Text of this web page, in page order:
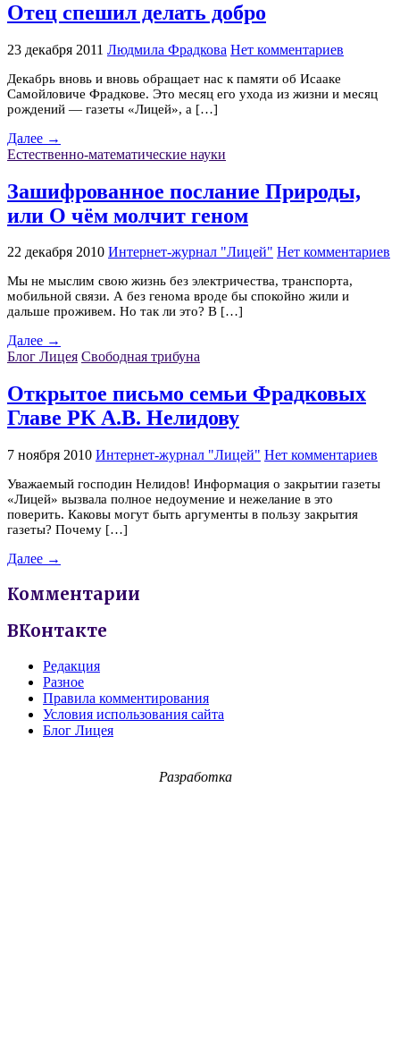
Отец спешил делать добро
23 декабря 2011 Людмила Фрадкова Нет комментариев
Декабрь вновь и вновь обращает нас к памяти об Исааке
Самойловиче Фрадкове. Это месяц его ухода из жизни и месяц
рождений — газеты «Лицей», а […]
Далее →
Естественно-математические науки
Зашифрованное послание Природы,
или О чём молчит геном
22 декабря 2010 Интернет-журнал "Лицей" Нет комментариев
Мы не мыслим свою жизнь без электричества, транспорта,
мобильной связи. А без генома вроде бы спокойно жили и
дальше проживем. Но так ли это? В […]
Далее →
Блог Лицея Свободная трибуна
Открытое письмо семьи Фрадковых
Главе РК А.В. Нелидову
7 ноября 2010 Интернет-журнал "Лицей" Нет комментариев
Уважаемый господин Нелидов! Информация о закрытии газеты
«Лицей» вызвала полное недоумение и нежелание в это
поверить. Каковы могут быть аргументы в пользу закрытия
газеты? Почему […]
Далее →
Комментарии
ВКонтакте
Редакция
Разное
Правила комментирования
Условия использования сайта
Блог Лицея
Разработка